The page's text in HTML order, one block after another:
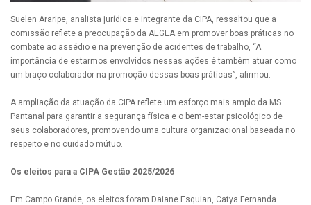
Suelen Araripe, analista jurídica e integrante da CIPA, ressaltou que a
comissão reflete a preocupação da AEGEA em promover boas práticas no
combate ao assédio e na prevenção de acidentes de trabalho, “A
importância de estarmos envolvidos nessas ações é também atuar como
um braço colaborador na promoção dessas boas práticas”, afirmou.
A ampliação da atuação da CIPA reflete um esforço mais amplo da MS
Pantanal para garantir a segurança física e o bem-estar psicológico de
seus colaboradores, promovendo uma cultura organizacional baseada no
respeito e no cuidado mútuo.
Os eleitos para a CIPA Gestão 2025/2026
Em Campo Grande, os eleitos foram Daiane Esquian, Catya Fernanda